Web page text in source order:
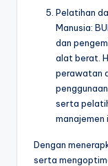
Pelatihan
Manusia:
dan
alat berat.
perawatan
serta
manajemen
Dengan
serta